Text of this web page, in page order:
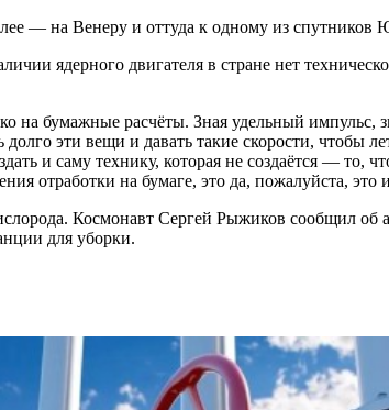
— на Венеру и оттуда к одному из спутников
ядерного двигателя в стране нет
бумажные расчёты. Зная удельный импульс,
долго эти вещи и давать такие скорости,
и саму технику, которая не создаётся — то,
отработки на бумаге, это да, пожалуйста,
Космонавт Сергей Рыжиков сообщил об
для уборки.